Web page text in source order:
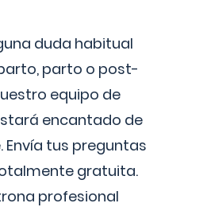
duda habitual
parto o post-
equipo de
encantado de
Envía tus preguntas
gratuita.
profesional